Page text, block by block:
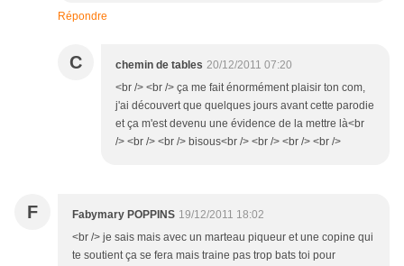
Répondre
C chemin de tables 20/12/2011 07:20
<br /> <br /> ça me fait énormément plaisir ton com,
j'ai découvert que quelques jours avant cette parodie
et ça m'est devenu une évidence de la mettre là<br
/> <br /> <br /> bisous<br /> <br /> <br /> <br />
F Fabymary POPPINS 19/12/2011 18:02
<br /> je sais mais avec un marteau piqueur et une copine qui
te soutient ça se fera mais traine pas trop bats toi pour